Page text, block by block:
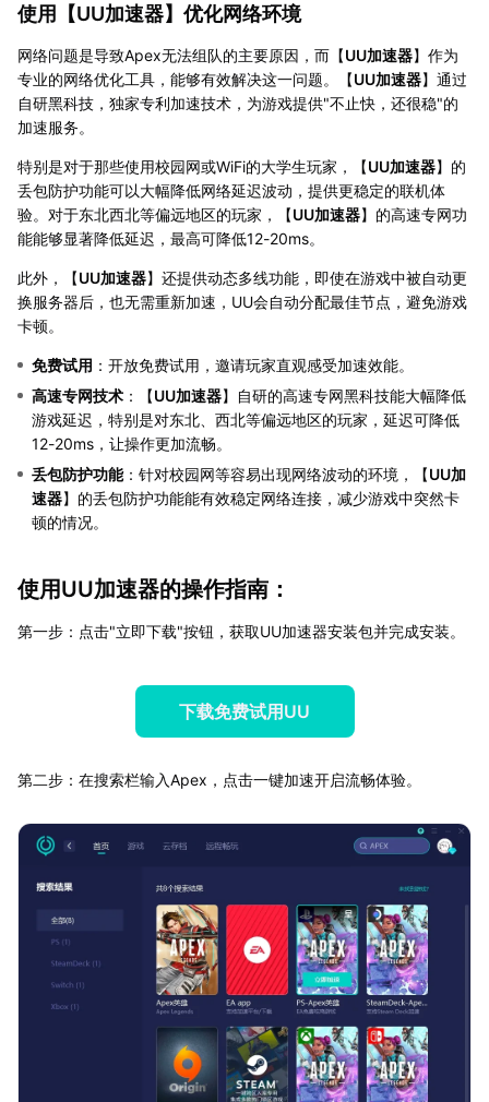
使用【UU加速器】优化网络环境
网络问题是导致Apex无法组队的主要原因，而【UU加速器】作为
专业的网络优化工具，能够有效解决这一问题。【UU加速器】通过
自研黑科技，独家专利加速技术，为游戏提供"不止快，还很稳"的
加速服务。
特别是对于那些使用校园网或WiFi的大学生玩家，【UU加速器】的
丢包防护功能可以大幅降低网络延迟波动，提供更稳定的联机体
验。对于东北西北等偏远地区的玩家，【UU加速器】的高速专网功
能能够显著降低延迟，最高可降低12-20ms。
此外，【UU加速器】还提供动态多线功能，即使在游戏中被自动更
换服务器后，也无需重新加速，UU会自动分配最佳节点，避免游戏
卡顿。
免费试用 ：开放免费试用，邀请玩家直观感受加速效能。
高速专网技术 ：【UU加速器】自研的高速专网黑科技能大幅降低
游戏延迟，特别是对东北、西北等偏远地区的玩家，延迟可降低
12-20ms，让操作更加流畅。
丢包防护功能：针对校园网等容易出现网络波动的环境，【UU加
速器】的丢包防护功能能有效稳定网络连接，减少游戏中突然卡
顿的情况。
使用UU加速器的操作指南：
第一步：点击"立即下载"按钮，获取UU加速器安装包并完成安装。
下载免费试用UU
第二步：在搜索栏输入Apex，点击一键加速开启流畅体验。